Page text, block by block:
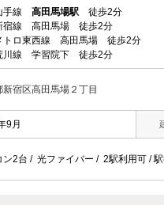
手線 高田馬場駅 徒歩2分
宿線 高田馬場 徒歩2分
トロ東西線 高田馬場 徒歩2分
川線 学習院下 徒歩2分
新宿区高田馬場２丁目
9月
ン2台 / 光ファイバー / 2駅利用可 /